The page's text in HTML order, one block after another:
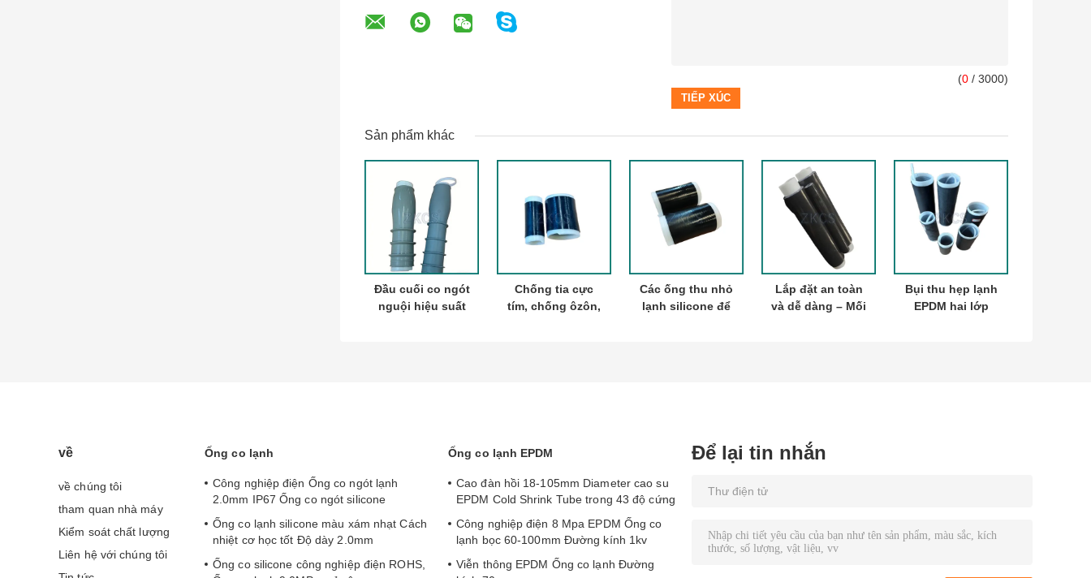
(0 / 3000)
Sản phẩm khác
Đầu cuối co ngót
nguội hiệu suất
Chống tia cực
tím, chống ôzôn,
Các ống thu nhỏ
lạnh silicone để
Lắp đặt an toàn
và dễ dàng – Mối
Bụi thu hẹp lạnh
EPDM hai lớp
về
về chúng tôi
tham quan nhà máy
Kiểm soát chất lượng
Liên hệ với chúng tôi
Ống co lạnh
Công nghiệp điện Ống co ngót lạnh
2.0mm IP67 Ống co ngót silicone
Ống co lạnh silicone màu xám nhạt Cách
nhiệt cơ học tốt Độ dày 2.0mm
Ống co silicone công nghiệp điện ROHS,
Ống co lạnh EPDM
Cao đàn hồi 18-105mm Diameter cao su
EPDM Cold Shrink Tube trong 43 độ cứng
Công nghiệp điện 8 Mpa EPDM Ống co
lạnh bọc 60-100mm Đường kính 1kv
Viễn thông EPDM Ống co lạnh Đường
Để lại tin nhắn